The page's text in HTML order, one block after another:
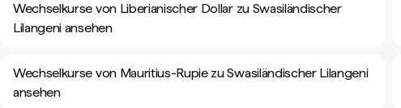
Wechselkurse von Liberianischer Dollar zu Swasiländischer
Lilangeni ansehen
Wechselkurse von Mauritius-Rupie zu Swasiländischer Lilangeni
ansehen